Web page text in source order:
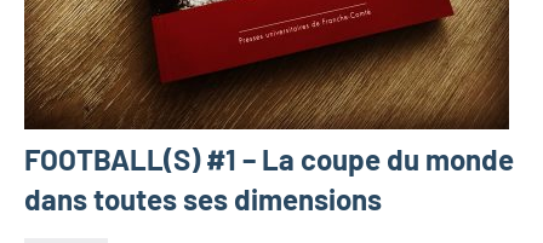
FOOTBALL(S) #1 – La coupe du monde
dans toutes ses dimensions